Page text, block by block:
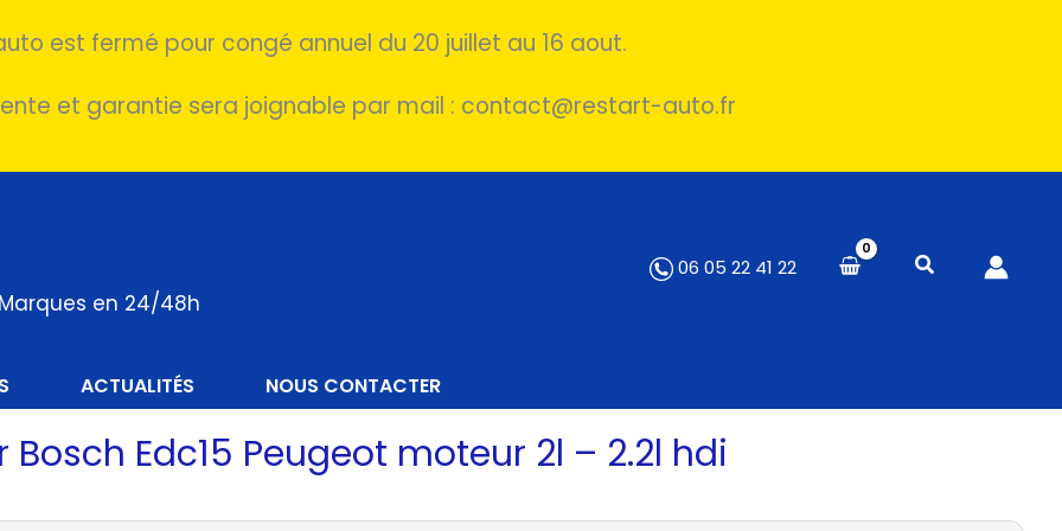
est fermé pour congé annuel du 20 juillet au 16 aout.
et garantie sera joignable par mail : contact@restart-auto.fr
en 24/48h
06 05 22 41 22
ACTUALITÉS NOUS CONTACTER
Edc15 Peugeot moteur 2l – 2.2l hdi